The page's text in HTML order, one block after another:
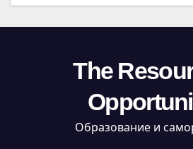
The
Образование и